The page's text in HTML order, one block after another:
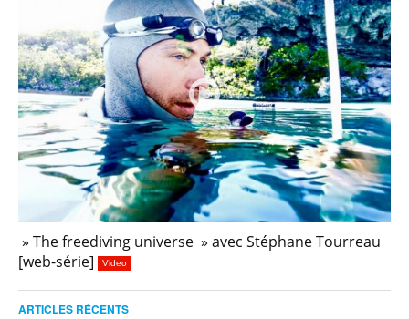
» The freediving universe » avec Stéphane Tourreau
[web-série]
Video
ARTICLES RÉCENTS